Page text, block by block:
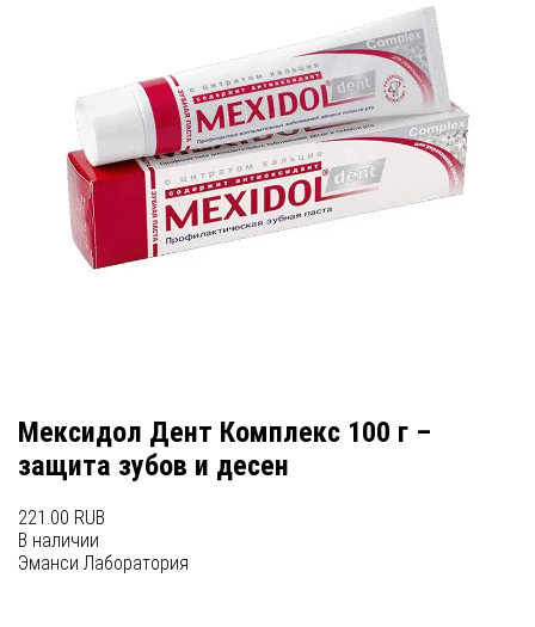
Мексидол Дент Комплекс 100 г –
защита зубов и десен
221.00 RUB
В наличии
Эманси Лаборатория